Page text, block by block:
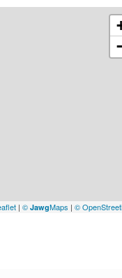
| © JawgMaps | ©